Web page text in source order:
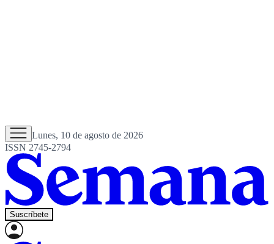
Lunes, 10 de agosto de 2026
ISSN 2745-2794
Suscríbete